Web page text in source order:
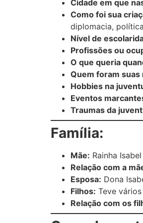
Cidade em que
Como foi sua
diplomacia,
Nível de
Profissões ou
O que queria
Quem foram
Hobbies na
Eventos
Traumas da
Família:
Mãe: Rainha
Relação com a
Esposa: Dona
Filhos: Teve
Relação com os